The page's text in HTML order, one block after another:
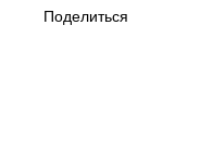
Поделиться